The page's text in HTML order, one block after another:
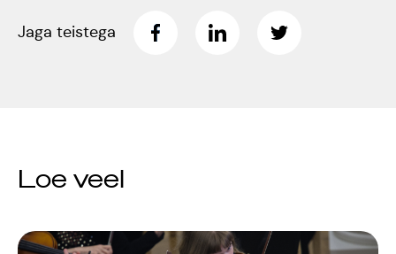
Gaudeamus 2018
Jaga teistega
Loe veel